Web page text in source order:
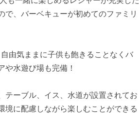
、バーベキューが初めてのファミリ
由気ままに子供も飽きることなくバ
や水遊び場も完備！
テーブル、イス、水道が設置されてお
境に配慮しながら楽しむことができる